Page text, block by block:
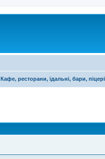
Кафе, ресторани, їдальні, бари,